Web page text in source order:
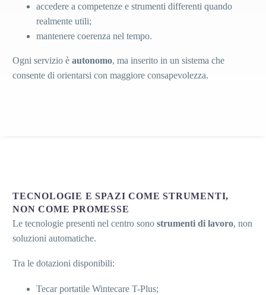
accedere a competenze e strumenti differenti quando
realmente utili;
mantenere coerenza nel tempo.
Ogni servizio è autonomo, ma inserito in un sistema che
consente di orientarsi con maggiore consapevolezza.
TECNOLOGIE E SPAZI COME STRUMENTI,
NON COME PROMESSE
Le tecnologie presenti nel centro sono strumenti di lavoro, non
soluzioni automatiche.
Tra le dotazioni disponibili:
Tecar portatile Wintecare T-Plus;